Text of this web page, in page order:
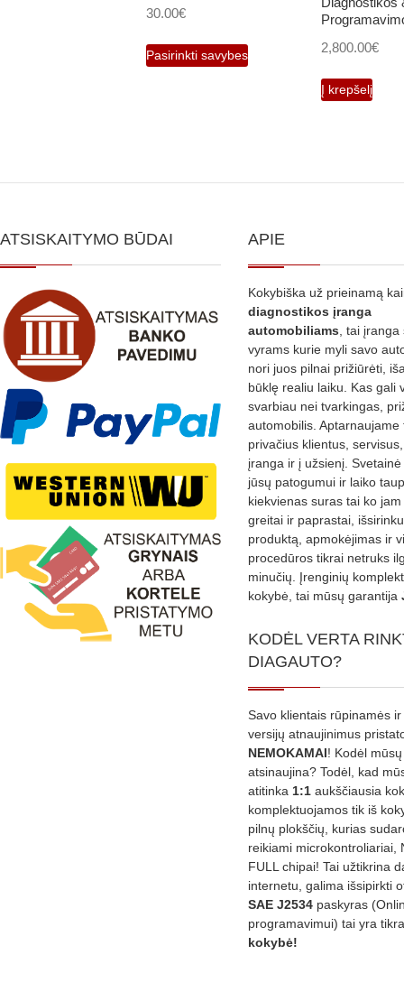
30.00€
Pasirinkti savybes
This
product
be
chosen
on
the
product
page
2,800.00€
Į krepšelį
ATSISKAITYMO BŪDAI APIE
Kokybiška už prieinamą
diagnostikos įranga
automobiliams , tai
vyrams kurie myli savo
nori juos pilnai prižiūrėti,
būklę realiu laiku. Kas gali
svarbiau nei tvarkingas,
automobilis. Aptarnaujame
privačius klientus,
įranga ir į užsienį.
jūsų patogumui ir laiko
kiekvienas suras tai ko
greitai ir paprastai,
produktą, apmokėjimas ir
procedūros tikrai netruks
minučių. Įrenginių
kokybė, tai mūsų garantija
KODĖL VERTA
DIAGAUTO?
Savo klientais rūpinamės
versijų atnaujinimus
NEMOKAMAI! Kodėl
atsinaujina? Todėl, kad
atitinka 1:1 aukščiausia
komplektuojamos tik iš
pilnų plokščių, kurias
reikiami microkontroliariai,
FULL chipai! Tai užtikrina
internetu, galima išsipirkti
SAE J2534 paskyras
programavimui) tai yra
kokybė!